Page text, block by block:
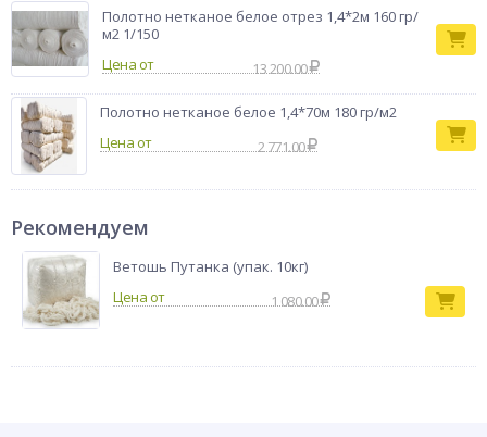
Полотно нетканое белое отрез 1,4*2м 160 гр/
м2 1/150
Цена от
13 200.00
Полотно нетканое белое 1,4*70м 180 гр/м2
Цена от
2 771.00
Рекомендуем
Ветошь Путанка (упак. 10кг)
1 080.00